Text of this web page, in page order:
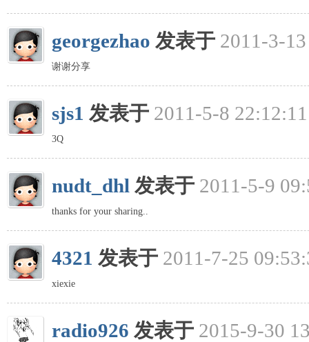
georgezhao 发表于 2011-3-
谢谢分享
sjs1 发表于 2011-5-8 22:12:11
3Q
nudt_dhl 发表于 2011-5-9
thanks for your sharing..
4321 发表于 2011-7-25
xiexie
radio926 发表于 2015-9-30